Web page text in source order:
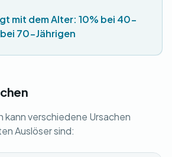
mit dem Alter: 10% bei 40-
70-Jährigen
verschiedene Ursachen
Auslöser sind: